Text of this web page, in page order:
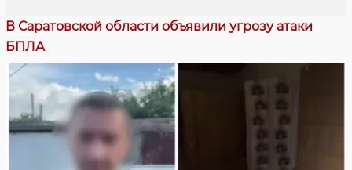
В Саратовской области объявили угрозу атаки
БПЛА